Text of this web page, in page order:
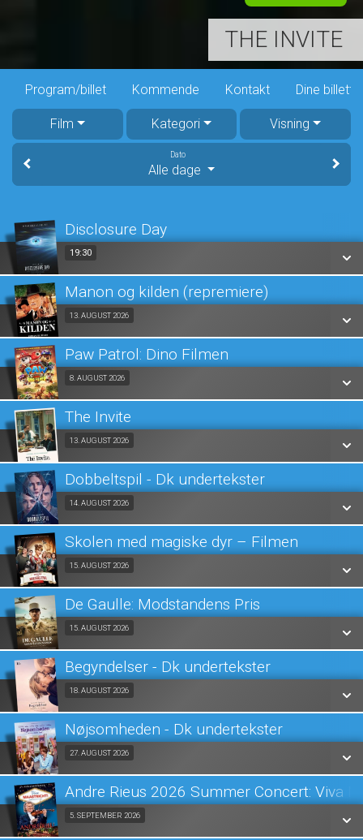
THE INVITE
Program/billet Kommende Kontakt Dine
Film Kategori Visning
Dato
Alle dage
Disclosure Day
19:30
SE ALLE DAGE
LÆS MERE
Manon og kilden (repremiere)
13. AUGUST 2026
SE ALLE DAGE
LÆS MERE
Paw Patrol: Dino Filmen
8. AUGUST 2026
SE ALLE DAGE
LÆS MERE
The Invite
13. AUGUST 2026
SE ALLE DAGE
LÆS MERE
Dobbeltspil - Dk undertekster
14. AUGUST 2026
SE ALLE DAGE
LÆS MERE
Skolen med magiske dyr – Filmen
15. AUGUST 2026
SE ALLE DAGE
LÆS MERE
De Gaulle: Modstandens Pris
15. AUGUST 2026
SE ALLE DAGE
LÆS MERE
Begyndelser - Dk undertekster
18. AUGUST 2026
SE ALLE DAGE
LÆS MERE
Nøjsomheden - Dk undertekster
27. AUGUST 2026
SE ALLE DAGE
Andre Rieus 2026 Summer Concert: Viva
5. SEPTEMBER 2026